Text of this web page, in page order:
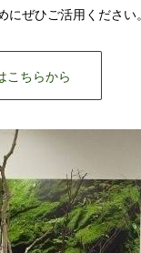
ぜひご活用ください。
こちらから